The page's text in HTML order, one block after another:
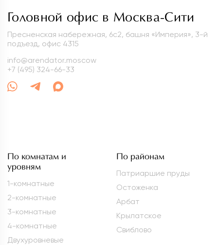
Головной офис в Москва-Сити
Пресненская набережная, 6с2, башня «Империя», 3-й
подъезд, офис 4315
info@arendator.moscow
+7 (495) 324-66-33
По комнатам и
уровням
1-комнатные
2-комнатные
3-комнатные
4-комнатные
Двухуровневые
По районам
Патриаршие пруды
Остоженка
Арбат
Крылатское
Свиблово